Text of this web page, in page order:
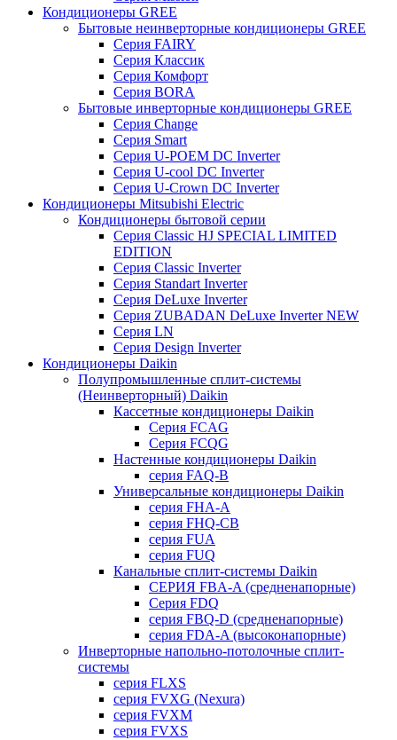
Кондиционеры GREE
Бытовые неинверторные кондиционеры GREE
Серия FAIRY
Серия Классик
Серия Комфорт
Серия BORA
Бытовые инверторные кондиционеры GREE
Серия Change
Серия Smart
Серия U-POEM DC Inverter
Серия U-cool DC Inverter
Серия U-Crown DC Inverter
Кондиционеры Mitsubishi Electric
Кондиционеры бытовой серии
Серия Classic HJ SPECIAL LIMITED
EDITION
Серия Classic Inverter
Серия Standart Inverter
Серия DeLuxe Inverter
Серия ZUBADAN DeLuxe Inverter NEW
Серия LN
Серия Design Inverter
Кондиционеры Daikin
Полупромышленные сплит-системы
(Неинверторный) Daikin
Кассетные кондиционеры Daikin
Серия FCAG
Серия FCQG
Настенные кондиционеры Daikin
серия FAQ-B
Универсальные кондиционеры Daikin
серия FHA-A
серия FHQ-CB
серия FUA
серия FUQ
Канальные сплит-системы Daikin
СЕРИЯ FBA-A (средненапорные)
Серия FDQ
серия FBQ-D (средненапорные)
серия FDA-A (высоконапорные)
Инверторные напольно-потолочные сплит-
системы
серия FLXS
серия FVXG (Nexura)
серия FVXM
серия FVXS